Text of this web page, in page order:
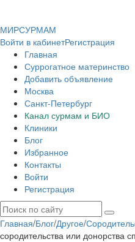
МИРСУРМАМ
Войти в кабинетРегистрация
Главная
Суррогатное материнство
Добавить объявление
Москва
Санкт-Петербург
Канал сурмам и БИО
Клиники
Блог
Избранное
Контакты
Войти
Регистрация
Главная/Блог/Другое/
сородительства или донорства